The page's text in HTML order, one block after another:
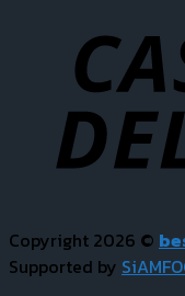
Copyright 2026 ©
Supported by